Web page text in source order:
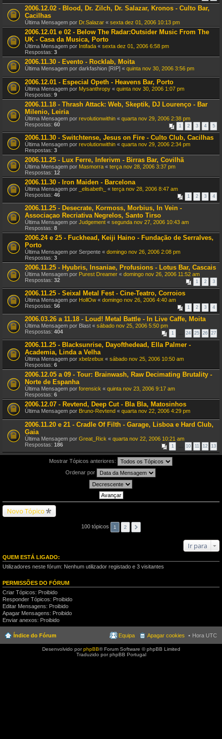
2006.12.02 - Blood, Dr. Zilch, Dr. Salazar, Kronos - Culto Bar,
Cacilhas
Última Mensagem por Dr.Salazar « sexta dez 01, 2006 10:13 pm
2006.12.01 e 02 - Below The Radar:Outsider Music From The
UK - Casa da Musica, Porto
Última Mensagem por Intifada « sexta dez 01, 2006 6:58 pm
Respostas: 3
2006.11.30 - Evento - Rocklab, Moita
Última Mensagem por darkfashion [RIP] « quinta nov 30, 2006 3:56 pm
2006.12.01 - Especial Opeth - Heavens Bar, Porto
Última Mensagem por Mysanthropy « quinta nov 30, 2006 1:07 pm
Respostas: 9
2006.11.18 - Thrash Attack: Web, Skeptik, DJ Lourenço - Bar
Milenio, Leiria
Última Mensagem por revolutionwithin « quarta nov 29, 2006 2:38 pm
Respostas: 60 1 2 3 4 5
2006.11.30 - Switchtense, Jesus on Fire - Culto Club, Cacilhas
Última Mensagem por revolutionwithin « quarta nov 29, 2006 2:34 pm
Respostas: 3
2006.11.25 - Lux Ferre, Inferivm - Birras Bar, Covilhã
Última Mensagem por Masmorra « terça nov 28, 2006 3:37 pm
Respostas: 12
2006.11.30 - Iron Maiden - Barcelona
Última Mensagem por _elisabeth_ « terça nov 28, 2006 8:47 am
Respostas: 46 1 2 3 4
2006.11.25 - Desecrate, Kormoss, Morbius, In Vein -
Associaçao Recriativa Negrelos, Santo Tirso
Última Mensagem por Judgement « segunda nov 27, 2006 10:43 am
Respostas: 8
2006.24 e 25 - Fuckhead, Keiji Haino - Fundação de Serralves,
Porto
Última Mensagem por Serpente « domingo nov 26, 2006 2:08 pm
Respostas: 3
2006.11.25 - Hyubris, Insaniae, Profusions - Lotus Bar, Cascais
Última Mensagem por Purest Dreamer « domingo nov 26, 2006 11:52 am
Respostas: 32 1 2 3
2006.11.25 - Seixal Metal Fest - Cine-Teatro, Corroios
Última Mensagem por HollOw « domingo nov 26, 2006 4:40 am
Respostas: 56 1 2 3 4
2006.03.26 a 11.18 - Loud! Metal Battle - In Live Caffe, Moita
Última Mensagem por Blast « sábado nov 25, 2006 5:50 pm
Respostas: 404 1 … 24 25 26 27
2006.11.25 - Blacksunrise, Dayofthedead, Ella Palmer -
Academia, Linda a Velha
Última Mensagem por xbelzebux « sábado nov 25, 2006 10:50 am
Respostas: 6
2006.12.05 a 09 - Tour: Brainwash, Raw Decimating Brutality -
Norte de Espanha
Última Mensagem por forensick « quinta nov 23, 2006 9:17 am
Respostas: 6
2006.12.07 - Revtend, Deep Cut - Bla Bla, Matosinhos
Última Mensagem por Bruno-Revtend « quarta nov 22, 2006 4:29 pm
2006.11.20 e 21 - Cradle Of Filth - Garage, Lisboa e Hard Club,
Gaia
Última Mensagem por Great_Rick « quarta nov 22, 2006 10:21 am
Respostas: 186 1 … 10 11 12 13
Mostrar Tópicos anteriores:
Ordenar por
Novo Tópico
100 tópicos 1 2
Ir para
QUEM ESTÁ LIGADO:
Utilizadores neste fórum: Nenhum utilizador registado e 3 visitantes
PERMISSÕES DO FÓRUM
Criar Tópicos: Proibido
Responder Tópicos: Proibido
Editar Mensagens: Proibido
Apagar Mensagens: Proibido
Enviar anexos: Proibido
Índice do Fórum Hora UTC
Apagar cookies
Equipa
Desenvolvido porphpBB® Forum Software © phpBB Limited
Traduzido por phpBB Portugal